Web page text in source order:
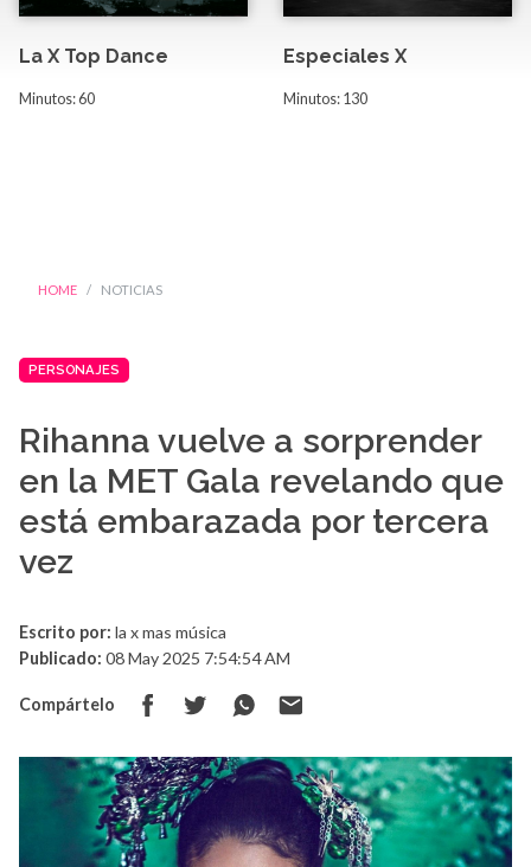
La X Top Dance
Minutos: 60
Especiales X
Minutos: 130
HOME NOTICIAS
PERSONAJES
Rihanna vuelve a sorprender
en la MET Gala revelando que
está embarazada por tercera
vez
Escrito por: la x mas música
Publicado: 08 May 2025 7:54:54 AM
Compártelo